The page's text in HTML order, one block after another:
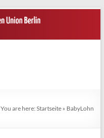
You are here:Startseite » BabyLohn